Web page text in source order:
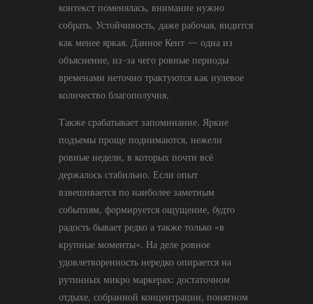
контекст поменялась, внимание нужно
собрать. Устойчивость, даже рабочая, видится
как менее яркая. Данное Кент — одна из
объяснение, из-за чего ровные периоды
временами неточно трактуются как нулевое
количество благополучия.
Также срабатывает запоминание. Яркие
подъемы проще поднимаются, нежели
ровные недели, в которых почти всё
держалось стабильно. Если опыт
взвешивается по наиболее заметным
событиям, формируется ощущение, будто
радость бывает редко а также только «в
крупные моменты». На деле ровное
удовлетворенность нередко опирается на
рутинных микро маркерах: достаточном
отдыхе, собранной концентрации, понятном